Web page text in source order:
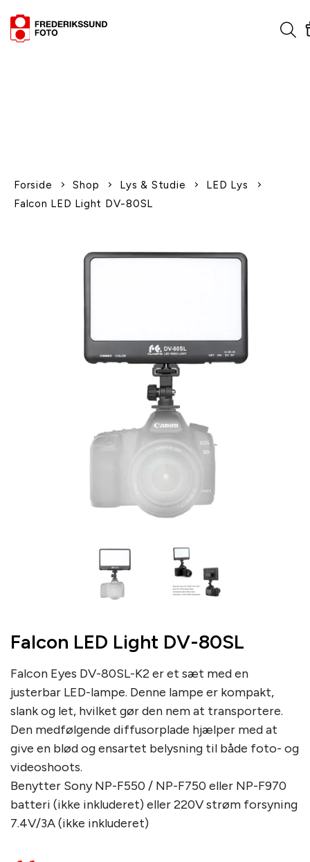
Forside Shop Lys & Studie
LED Lys
Falcon LED Light DV-80SL
Falcon LED Light DV-80SL
Falcon Eyes DV-80SL-K2 er et sæt med en
justerbar LED-lampe. Denne lampe er kompakt,
slank og let, hvilket gør den nem at transportere.
Den medfølgende diffusorplade hjælper med at
give en blød og ensartet belysning til både foto- og
videoshoots.
Benytter Sony NP-F550 / NP-F750 eller NP-F970
batteri (ikke inkluderet) eller 220V strøm forsyning
7.4V/3A (ikke inkluderet)